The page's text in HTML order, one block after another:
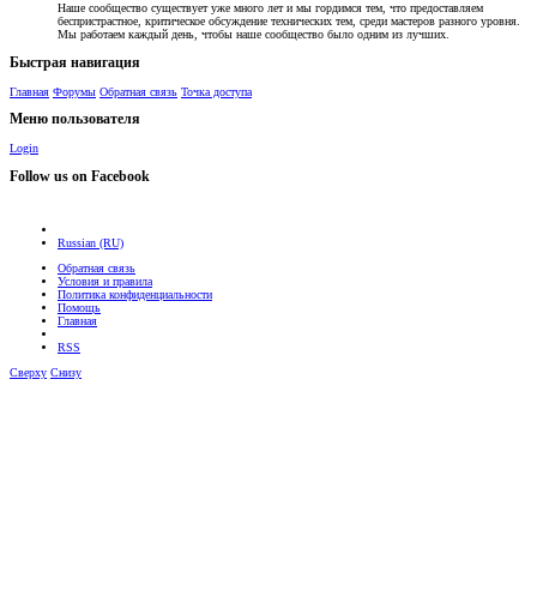
Наше сообщество существует уже много лет и мы гордимся тем, что предоставляем
беспристрастное, критическое обсуждение технических тем, среди мастеров разного уровня.
Мы работаем каждый день, чтобы наше сообщество было одним из лучших.
Быстрая навигация
Главная Форумы Обратная связь Точка доступа
Меню пользователя
Login
Follow us on Facebook
Russian (RU)
Обратная связь
Условия и правила
Политика конфиденциальности
Помощь
Главная
RSS
Сверху Снизу